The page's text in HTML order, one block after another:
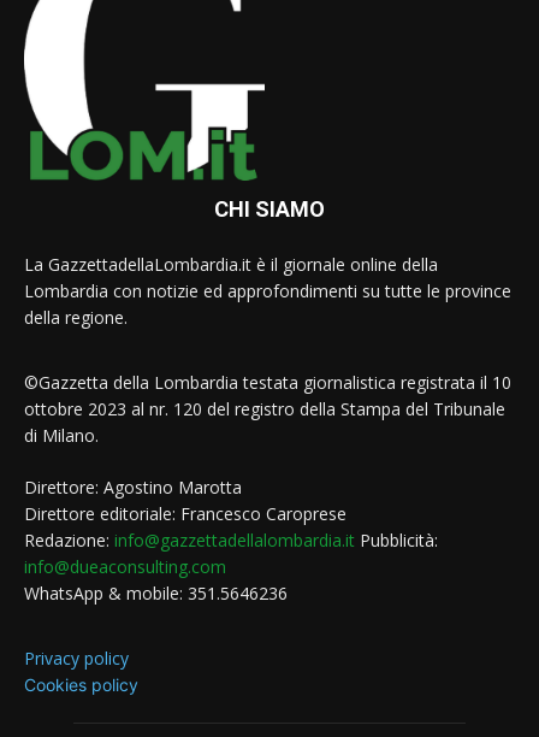
CHI SIAMO
La GazzettadellaLombardia.it è il giornale online della
Lombardia con notizie ed approfondimenti su tutte le province
della regione.
©Gazzetta della Lombardia testata giornalistica registrata il 10
ottobre 2023 al nr. 120 del registro della Stampa del Tribunale
di Milano.
Direttore: Agostino Marotta
Direttore editoriale: Francesco Caroprese
Redazione: info@gazzettadellalombardia.it Pubblicità:
info@dueaconsulting.com
WhatsApp & mobile: 351.5646236
Privacy policy
Cookies policy